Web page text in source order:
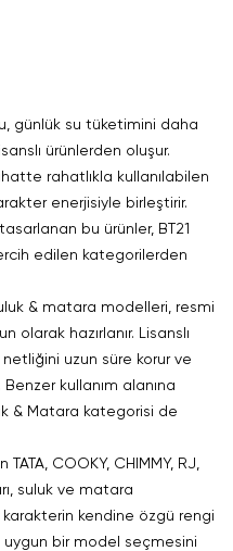
günlük su tüketimini daha
ürünlerden oluşur.
rahatlıkla kullanılabilen
enerjisiyle birleştirir.
bu ürünler, BT21
edilen kategorilerden
& matara modelleri, resmi
olarak hazırlanır. Lisanslı
netliğini uzun süre korur ve
kullanım alanına
& Matara kategorisi de
COOKY, CHIMMY, RJ,
suluk ve matara
karakterin kendine özgü rengi
uygun bir model seçmesini